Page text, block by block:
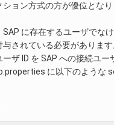
ョン方式の方が優位とな
に存在するユーザでなけ
されている必要があります
ザ ID を SAP への接続ユー
に以下のような